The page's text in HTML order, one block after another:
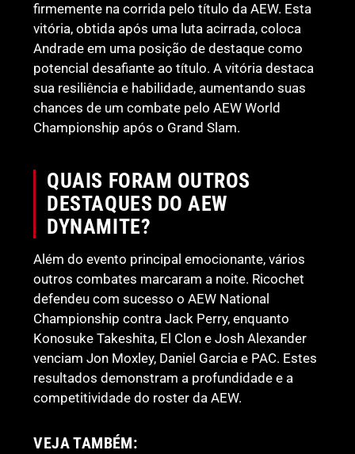
firmemente na corrida pelo título da AEW. Esta
vitória, obtida após uma luta acirrada, coloca
Andrade em uma posição de destaque como
potencial desafiante ao título. A vitória destaca
sua resiliência e habilidade, aumentando suas
chances de um combate pelo AEW World
Championship após o Grand Slam.
QUAIS FORAM OUTROS
DESTAQUES DO AEW
DYNAMITE?
Além do evento principal emocionante, vários
outros combates marcaram a noite. Ricochet
defendeu com sucesso o AEW National
Championship contra Jack Perry, enquanto
Konosuke Takeshita, El Clon e Josh Alexander
venciam Jon Moxley, Daniel Garcia e PAC. Estes
resultados demonstram a profundidade e a
competitividade do roster da AEW.
VEJA TAMBÉM: